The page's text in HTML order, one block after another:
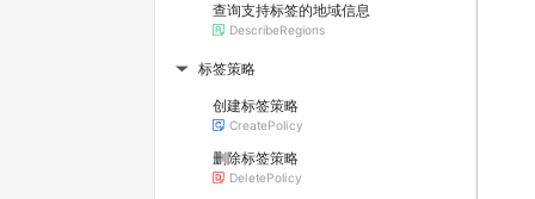
查询支持标签的地域信息
DescribeRegions
▶ 标签策略
创建标签策略
CreatePolicy
删除标签策略
DeletePolicy